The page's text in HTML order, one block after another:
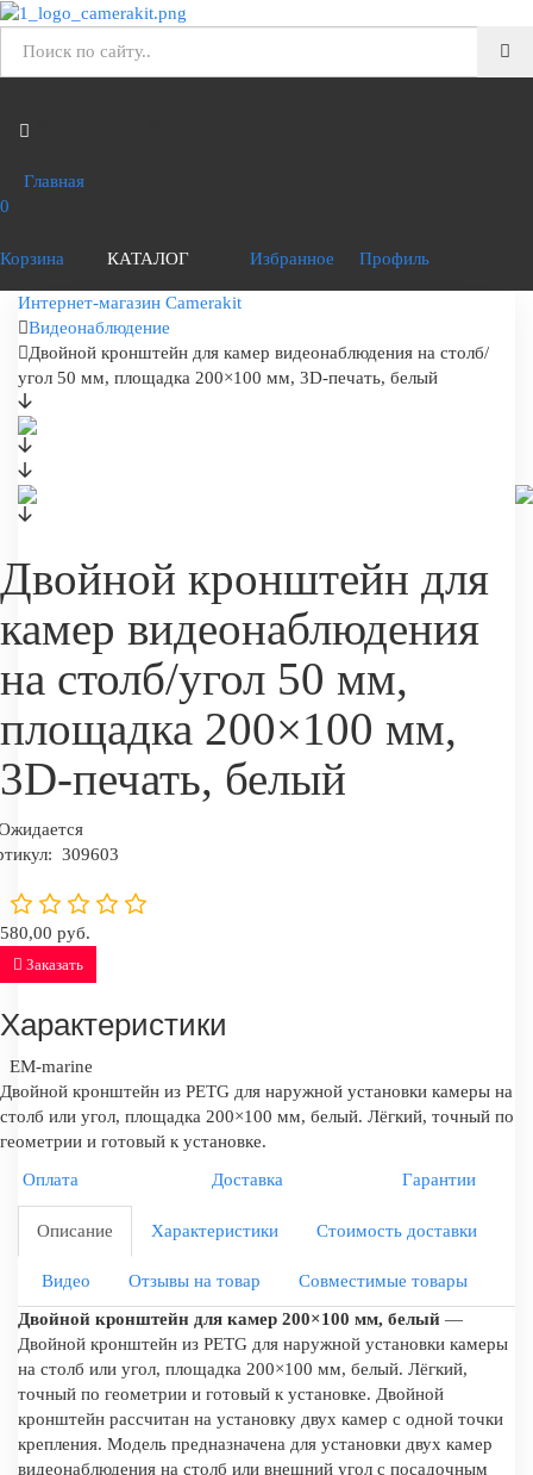
Главная
0
Корзина КАТАЛОГ Избранное Профиль
Интернет-магазин Camerakit
Видеонаблюдение
Двойной кронштейн для камер видеонаблюдения на столб/
угол 50 мм, площадка 200×100 мм, 3D-печать, белый
Двойной кронштейн для
камер видеонаблюдения
на столб/угол 50 мм,
площадка 200×100 мм,
3D-печать, белый
309603
580,00 руб.
Заказать
Характеристики
EM-marine
Двойной кронштейн из PETG для наружной установки камеры на
столб или угол, площадка 200×100 мм, белый. Лёгкий, точный по
геометрии и готовый к установке.
Оплата
Доставка Гарантии
Описание Характеристики Стоимость доставки
Видео Отзывы на товар
Совместимые товары
Двойной кронштейн для камер 200×100 мм, белый —
Двойной кронштейн из PETG для наружной установки камеры
на столб или угол, площадка 200×100 мм, белый. Лёгкий,
точный по геометрии и готовый к установке. Двойной
кронштейн рассчитан на установку двух камер с одной точки
крепления. Модель предназначена для установки двух камер
видеонаблюдения на столб или внешний угол с посадочным